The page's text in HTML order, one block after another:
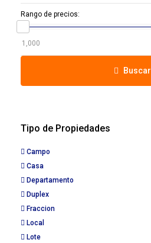
Rango de precios:
Buscar
Tipo de Propiedades
Campo
Casa
Departamento
Duplex
Fraccion
Local
Lote